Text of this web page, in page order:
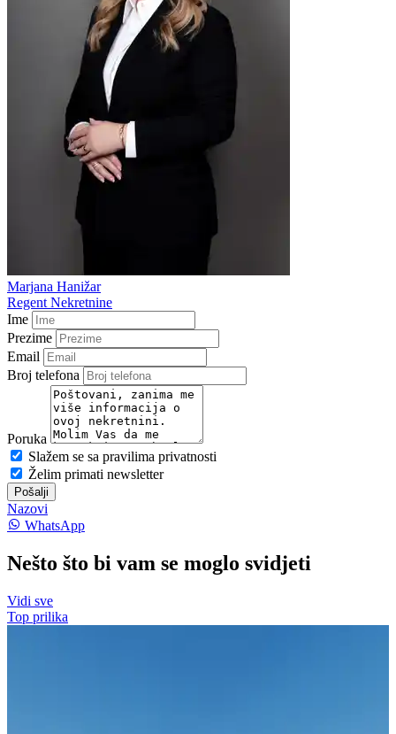
Marjana Hanižar
Regent Nekretnine
Ime
Prezime
Email
Broj telefona
Poruka
Slažem se sa pravilima privatnosti
Želim primati newsletter
Pošalji
Nazovi
WhatsApp
Nešto što bi vam se moglo svidjeti
Vidi sve
Top prilika